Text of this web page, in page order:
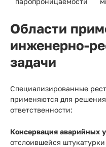
Области
инженерно-
задачи
Специализированные
применяются для
ответственности:
Консервация аварийных
отслоившейся